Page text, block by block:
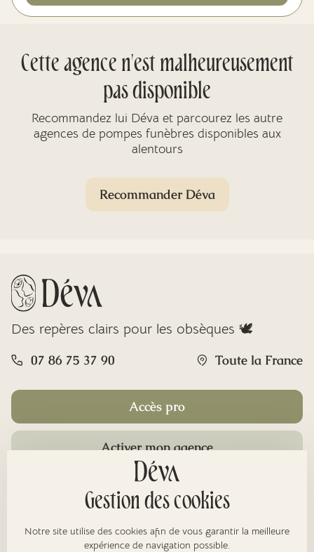
Cette agence n'est malheureusement
pas disponible
Recommandez lui Déva et parcourez les autre
agences de pompes funèbres disponibles aux
alentours
Recommander Déva
Des repères clairs pour les obsèques 🕊️
07 86 75 37 90 Toute la France
Accès pro
Activer mon agence
Gestion des cookies
Notre site utilise des cookies afin de vous garantir la meilleure
expérience de navigation possible.